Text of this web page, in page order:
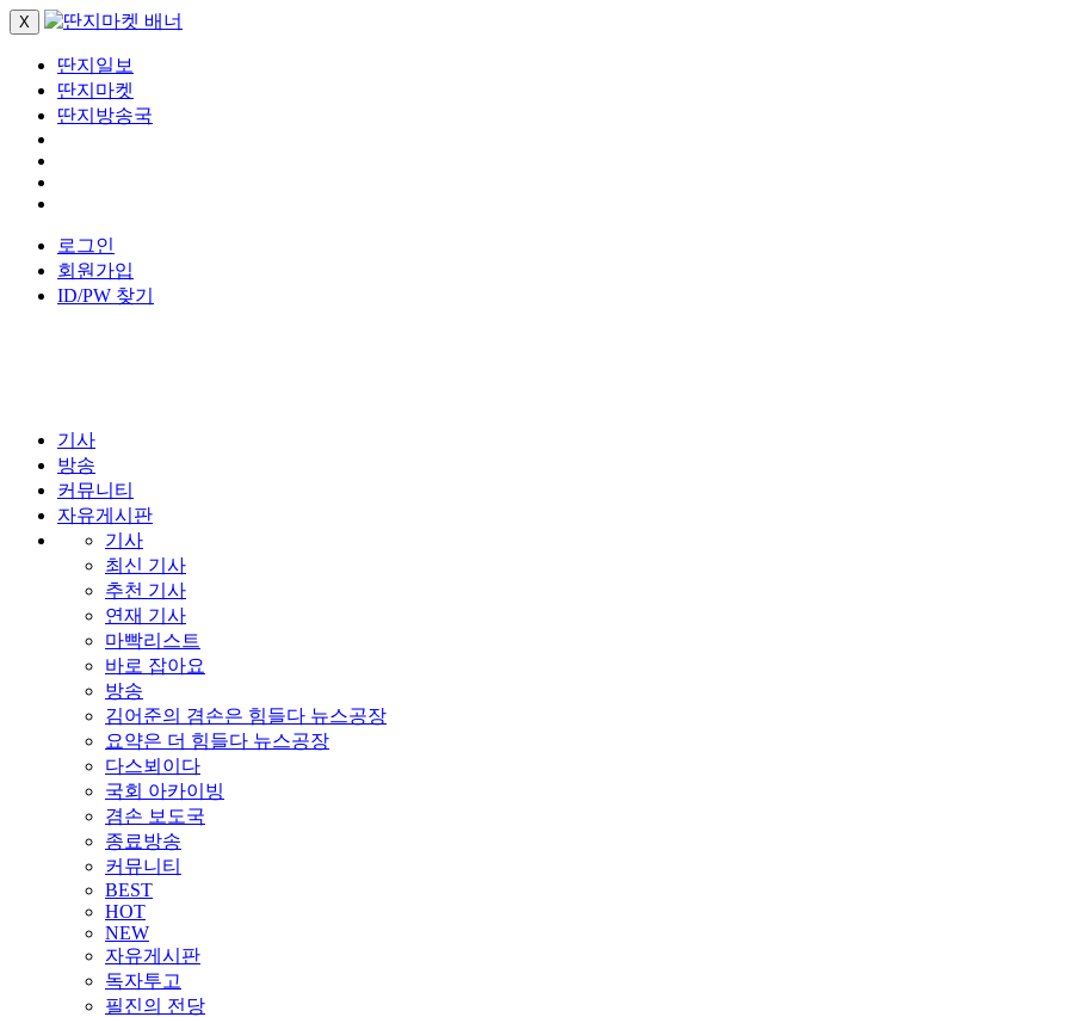
X
딴지일보
딴지마켓
딴지방송국
로그인
회원가입
ID/PW 찾기
기사
방송
커뮤니티
자유게시판
기사
최신 기사
추천 기사
연재 기사
마빡리스트
바로 잡아요
방송
김어준의 겸손은 힘들다 뉴스공장
요약은 더 힘들다 뉴스공장
다스뵈이다
국회 아카이빙
겸손 보도국
종료방송
커뮤니티
BEST
HOT
NEW
자유게시판
독자투고
필진의 전당